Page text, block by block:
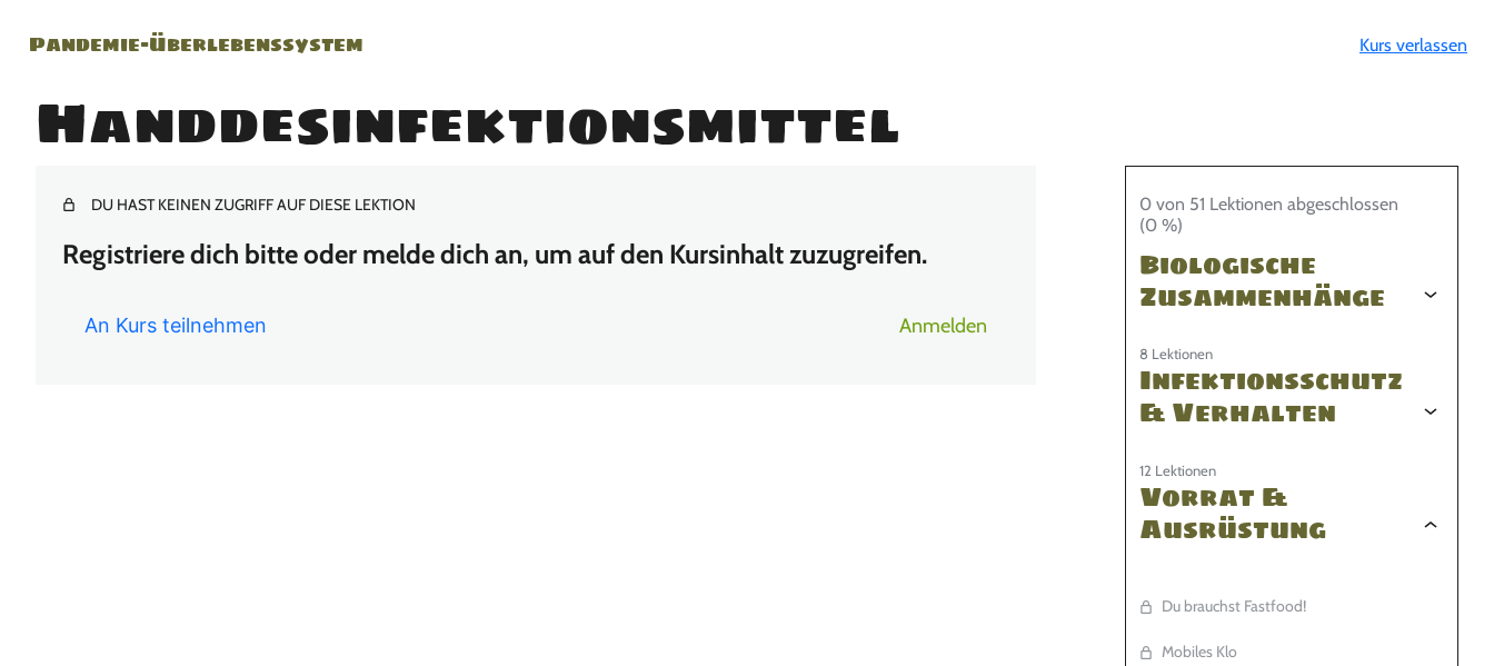
Pandemie-Überlebenssystem Kurs verlassen
Handdesinfektionsmittel
0 von 51 Lektionen abgeschlossen
(0 %)
Biologische
Zusammenhänge
8 Lektionen
Infektionsschutz
& Verhalten
12 Lektionen
Vorrat &
Ausrüstung
Du brauchst Fastfood!
Mobiles Klo
DU HAST KEINEN ZUGRIFF AUF DIESE LEKTION
Registriere dich bitte oder melde dich an, um auf den Kursinhalt zuzugreifen.
An Kurs teilnehmen Anmelden